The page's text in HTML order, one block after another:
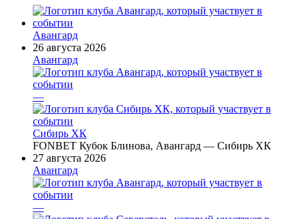
Авангард
26 августа 2026
Авангард
—
Сибирь ХК
FONBET Кубок Блинова, Авангард — Сибирь ХК
27 августа 2026
Авангард
—